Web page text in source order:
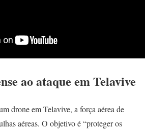
ao ataque em Telavive
drone em Telavive, a força aérea de
aéreas. O objetivo é “proteger os